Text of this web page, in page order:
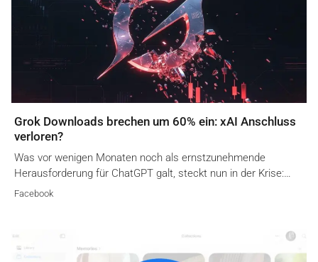
Grok Downloads brechen um 60% ein: xAI Anschluss
verloren?
Was vor wenigen Monaten noch als ernstzunehmende
Herausforderung für ChatGPT galt, steckt nun in der Krise:…
Facebook